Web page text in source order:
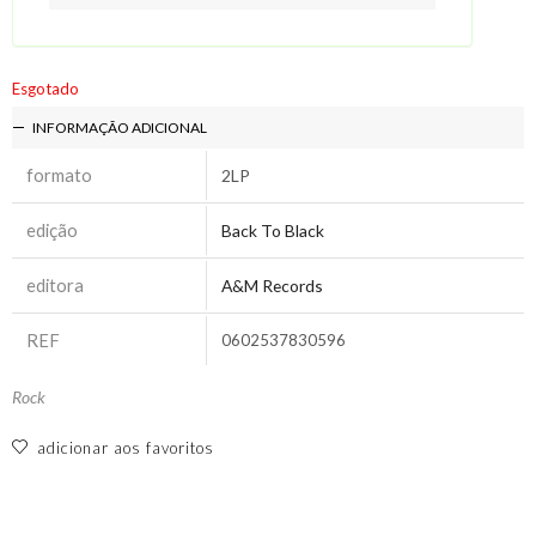
Esgotado
INFORMAÇÃO ADICIONAL
formato 2LP
edição Back To Black
editora A&M Records
REF 0602537830596
Rock
adicionar aos favoritos